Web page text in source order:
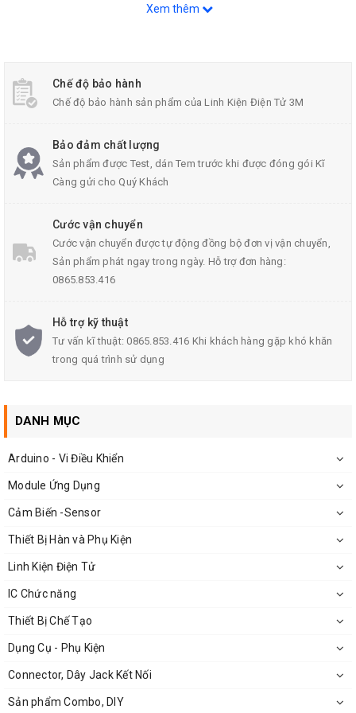
Hình ảnh biến áp 3A đối xứng 15V
Thông Số Kỹ Thuật Của Biến Âp 3A Đối Xứng 15V
Điện áp ngõ vào: U1 = 220VAC, 110VAC,
Dòng điện ngõ ra tối đa: I = 3A
Trọng lượng củabiến ápđối xứng: 800g
Kích Thước Của Biến áp 3A đối xứng 15V
Ứng dụng của Biến Áp 3A Đối Xứng 15V
Biến áp đối xứng 15V 3A tạo ra điện áp âm khi chuyển sang
điện DC
Biến áp đối xứng 15V 3A thích hợp sử dụng cho mạch điện tử
Xem thêm
Chế độ bảo hành
Chế độ bảo hành sản phẩm của Linh Kiện Điện Tử 3M
Bảo đảm chất lượng
Sản phẩm được Test, dán Tem trước khi được đóng gói Kĩ
Càng gửi cho Quý Khách
Cước vận chuyển
Cước vận chuyển được tự động đồng bộ đơn vị vận chuyển,
Sản phẩm phát ngay trong ngày. Hỗ trợ đơn hàng:
0865.853.416
Hỗ trợ kỹ thuật
Tư vấn kĩ thuật: 0865.853.416 Khi khách hàng gặp khó khăn
trong quá trình sử dụng
DANH MỤC
Arduino - Vi Điều Khiển
Module Ứng Dụng
Cảm Biến -Sensor
Thiết Bị Hàn và Phụ Kiện
Linh Kiện Điện Tử
IC Chức năng
Thiết Bị Chế Tạo
Dụng Cụ - Phụ Kiện
Connector, Dây Jack Kết Nối
Sản phẩm Combo, DIY